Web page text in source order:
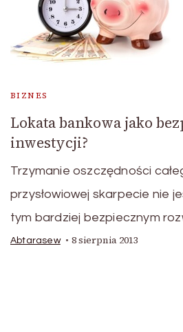
BIZNES
Lokata bankowa jako
inwestycji?
Trzymanie oszczędności
przysłowiowej skarpecie nie
tym bardziej bezpiecznym
Abtarasew 8 sierpnia 2013